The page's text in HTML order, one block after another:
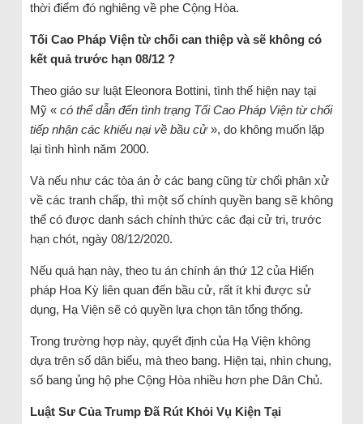
thời điểm đó nghiêng về phe Cộng Hòa.
Tối Cao Pháp Viện từ chối can thiệp và sẽ không có
kết quả trước hạn 08/12 ?
Theo giáo sư luật Eleonora Bottini, tình thế hiện nay tại
Mỹ « có thể dẫn đến tình trạng Tối Cao Pháp Viện từ chối
tiếp nhận các khiếu nại về bầu cử», do không muốn lặp
lại tình hình năm 2000.
Và nếu như các tòa án ở các bang cũng từ chối phân xử
về các tranh chấp, thì một số chính quyền bang sẽ không
thể có được danh sách chính thức các đại cử tri, trước
hạn chót, ngày 08/12/2020.
Nếu quá hạn này, theo tu án chính án thứ 12 của Hiến
pháp Hoa Kỳ liên quan đến bầu cử, rất ít khi được sử
dụng, Hạ Viện sẽ có quyền lựa chọn tân tổng thống.
Trong trường hợp này, quyết định của Hạ Viện không
dựa trên số dân biểu, mà theo bang. Hiện tại, nhìn chung,
số bang ủng hộ phe Cộng Hòa nhiều hơn phe Dân Chủ.
Luật Sư Của Trump Đã Rút Khỏi Vụ Kiện Tại